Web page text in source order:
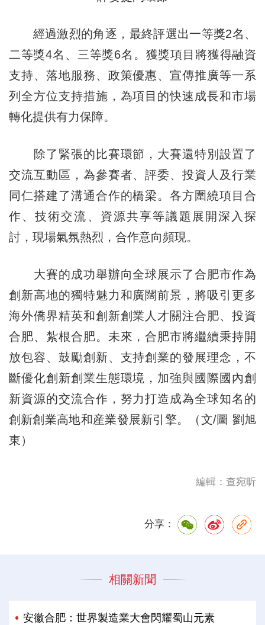
經過激烈的角逐，最終評選出一等獎2名、
二等獎4名、三等獎6名。獲獎項目將獲得融資
支持、落地服務、政策優惠、宣傳推廣等一系
列全方位支持措施，為項目的快速成長和市場
轉化提供有力保障。
除了緊張的比賽環節，大賽還特別設置了
交流互動區，為參賽者、評委、投資人及行業
同仁搭建了溝通合作的橋梁。各方圍繞項目合
作、技術交流、資源共享等議題展開深入探
討，現場氣氛熱烈，合作意向頻現。
大賽的成功舉辦向全球展示了合肥市作為
創新高地的獨特魅力和廣闊前景，將吸引更多
海外僑界精英和創新創業人才關注合肥、投資
合肥、紮根合肥。未來，合肥市將繼續秉持開
放包容、鼓勵創新、支持創業的發展理念，不
斷優化創新創業生態環境，加強與國際國內創
新資源的交流合作，努力打造成為全球知名的
創新創業高地和産業發展新引擎。（文/圖 劉旭
東）
編輯：查宛昕
分享：
相關新聞
安徽合肥：世界製造業大會閃耀蜀山元素